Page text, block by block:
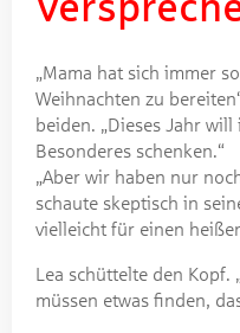
„Mama hat sich immer
Weihnachten zu
beiden. „Dieses Jahr
Besonderes schenken.“
„Aber wir haben nur
schaute skeptisch in
vielleicht für einen
Lea schüttelte den Kopf.
müssen etwas finden,